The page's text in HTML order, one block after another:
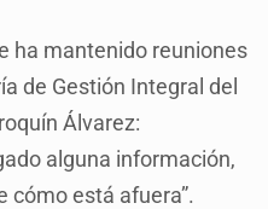
ha mantenido reuniones
de Gestión Integral del
Álvarez:
alguna información,
cómo está afuera”.